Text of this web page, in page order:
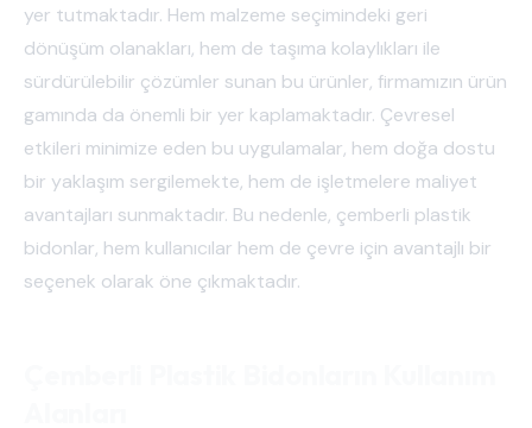
yer tutmaktadır. Hem malzeme seçimindeki geri
dönüşüm olanakları, hem de taşıma kolaylıkları ile
sürdürülebilir çözümler sunan bu ürünler, firmamızın ürün
gamında da önemli bir yer kaplamaktadır. Çevresel
etkileri minimize eden bu uygulamalar, hem doğa dostu
bir yaklaşım sergilemekte, hem de işletmelere maliyet
avantajları sunmaktadır. Bu nedenle, çemberli plastik
bidonlar, hem kullanıcılar hem de çevre için avantajlı bir
seçenek olarak öne çıkmaktadır.